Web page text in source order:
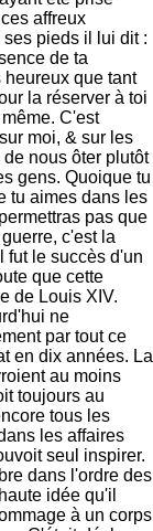
affreux
pieds il lui dit :
de ta
que tant
la réserver à toi
C'est
moi, & sur les
nous ôter plutôt
gens. Quoique tu
tu aimes dans les
pas que
c'est la
fut le succès d'un
que cette
de Louis XIV.
ne
par tout ce
en dix années. La
au moins
toujours au
tous les
les affaires
seul inspirer.
dans l'ordre des
idée qu'il
à un corps